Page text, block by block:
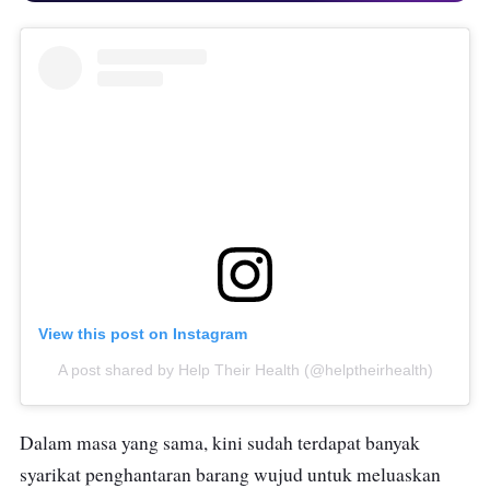
View this post on Instagram
A post shared by Help Their Health (@helptheirhealth)
Dalam masa yang sama, kini sudah terdapat banyak
syarikat penghantaran barang wujud untuk meluaskan